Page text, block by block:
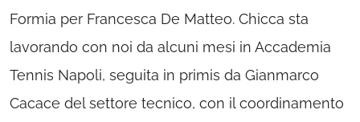
Formia per Francesca De Matteo. Chicca sta
lavorando con noi da alcuni mesi in Accademia
Tennis Napoli, seguita in primis da Gianmarco
Cacace del settore tecnico, con il coordinamento